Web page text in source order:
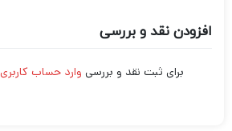
افزودن نقد و بررسی
برای ثبت نقد و بررسی وارد حساب کاربری